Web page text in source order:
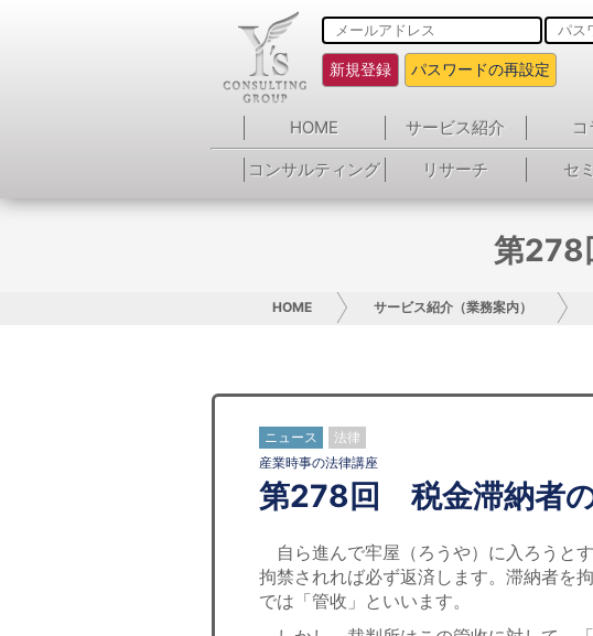
新規登録 パスワードの再設定
HOME サービス紹介
コンサルティング
リサーチ セ
第278
HOME サービス紹介（業務案内）
ニュース 法律
産業時事の法律講座
第278回 税金滞納者
自ら進んで牢屋（ろうや）に入ろうと
拘禁されれば必ず返済します。滞納者を
では「管收」といいます。